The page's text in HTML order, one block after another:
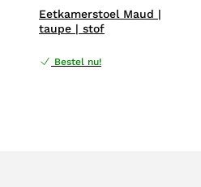
Eetkamerstoel Maud |
taupe | stof
Bestel nu!